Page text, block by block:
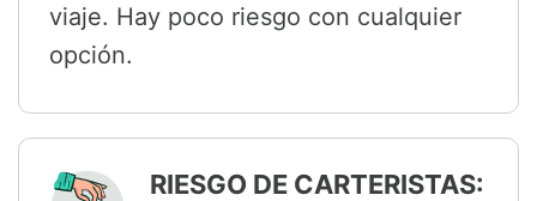
viaje. Hay poco riesgo con cualquier
opción.
RIESGO DE CARTERISTAS: